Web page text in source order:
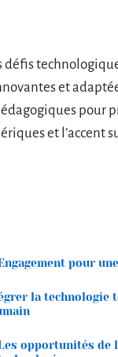
défis
et
pour
et l’accent
pour
la technologie
opportunités de